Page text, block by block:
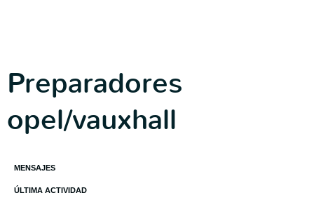
Preparadores
opel/vauxhall
MENSAJES
ÚLTIMA ACTIVIDAD